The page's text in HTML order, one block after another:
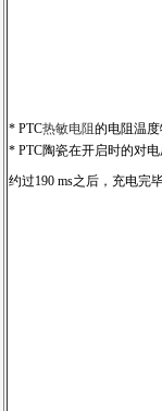
* PTC热敏电阻 的电阻温度
* PTC陶瓷在开启时的对
约过190 ms之后，充电完